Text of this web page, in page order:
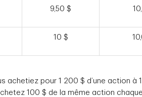
9,50 $
10 $
achetiez pour 1 200 $ d’une action à
100 $ de la même action